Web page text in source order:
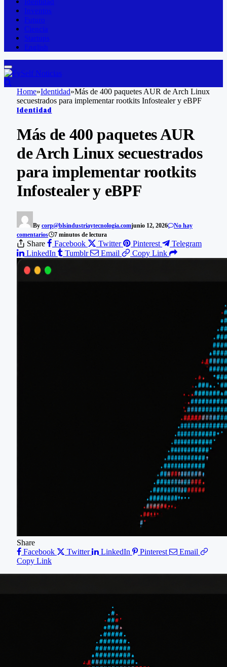
Inventos
Futuro
Ciencia
Startups
English
Home»Identidad»Más de 400 paquetes AUR de Arch Linux
secuestrados para implementar rootkits Infostealer y eBPF
Identidad
Más de 400 paquetes AUR
de Arch Linux secuestrados
para implementar rootkits
Infostealer y eBPF
By corp@blsindustriaytecnologia.comjunio 12, 2026
No hay
comentarios
7 minutos de lectura
Share Facebook Twitter Pinterest
Telegram
LinkedIn
Tumblr Email Copy Link
Share
Facebook
Twitter LinkedIn Pinterest
Email
Copy Link